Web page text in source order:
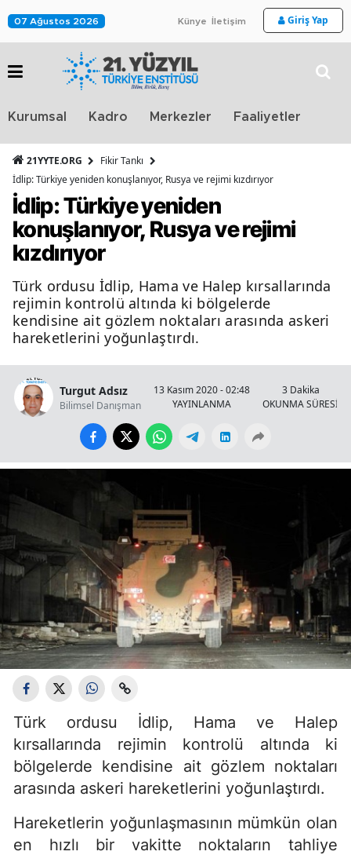
07 Ağustos 2026 Künye İletişim Giriş Yap
Kurumsal Kadro Merkezler Faaliyetler
21YYTE.ORG
Fikir Tankı
İdlip: Türkiye yeniden konuşlanıyor, Rusya ve rejimi kızdırıyor
İdlip: Türkiye yeniden
konuşlanıyor, Rusya ve rejimi
kızdırıyor
Türk ordusu İdlip, Hama ve Halep kırsallarında
rejimin kontrolü altında ki bölgelerde
kendisine ait gözlem noktaları arasında askeri
hareketlerini yoğunlaştırdı.
Turgut Adsız
Bilimsel Danışman
13 Kasım 2020 - 02:48
YAYINLANMA
3 Dakika
OKUNMA SÜRESİ
Türk ordusu İdlip, Hama ve Halep
kırsallarında rejimin kontrolü altında ki
bölgelerde kendisine ait gözlem noktaları
arasında askeri hareketlerini yoğunlaştırdı.
Hareketlerin yoğunlaşmasının mümkün olan
en hızlı bir vakitte noktaların tahliye